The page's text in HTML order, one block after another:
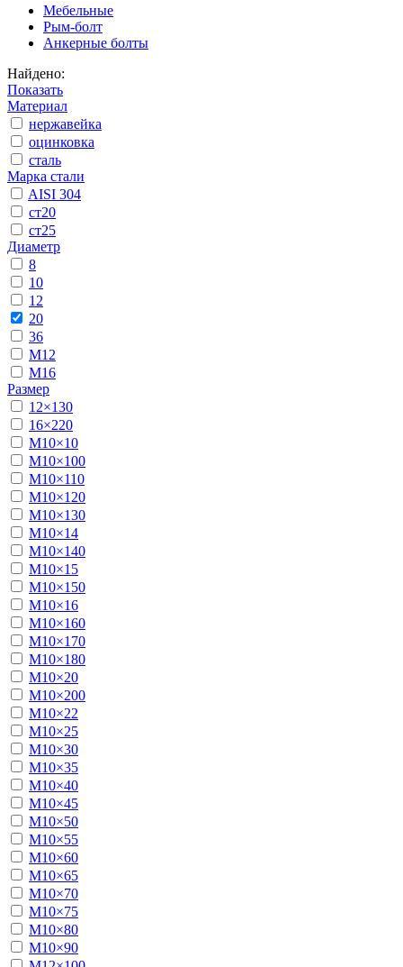
Мебельные
Рым-болт
Анкерные болты
Найдено:
Показать
Материал
нержавейка
оцинковка
сталь
Марка стали
AISI 304
ст20
ст25
Диаметр
8
10
12
20
36
М12
М16
Размер
12×130
16×220
М10×10
М10×100
М10×110
М10×120
М10×130
М10×14
М10×140
М10×15
М10×150
М10×16
М10×160
М10×170
М10×180
М10×20
М10×200
М10×22
М10×25
М10×30
М10×35
М10×40
М10×45
М10×50
М10×55
М10×60
М10×65
М10×70
М10×75
М10×80
М10×90